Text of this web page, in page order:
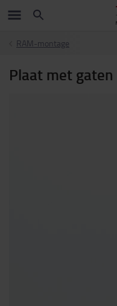
RAM-montage
Plaat met gaten